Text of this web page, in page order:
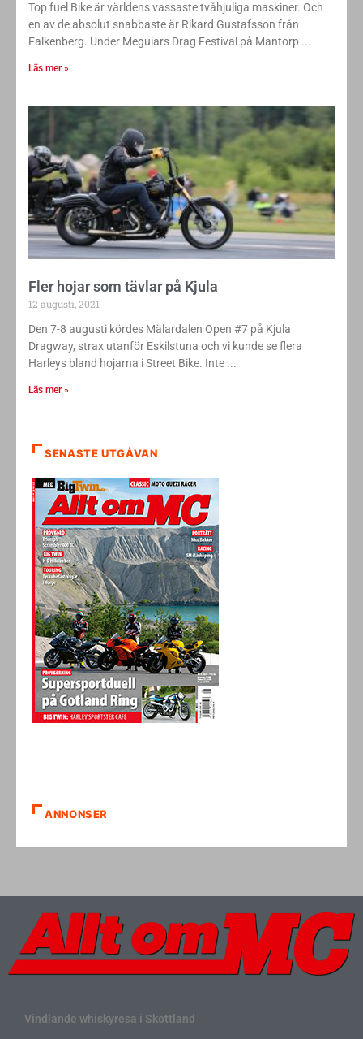
Top fuel Bike är världens vassaste tvåhjuliga maskiner. Och
en av de absolut snabbaste är Rikard Gustafsson från
Falkenberg. Under Meguiars Drag Festival på Mantorp
Läs mer »
Fler hojar som tävlar på Kjula
12 augusti, 2021
Den 7-8 augusti kördes Mälardalen Open #7 på Kjula
Dragway, strax utanför Eskilstuna och vi kunde se flera
Harleys bland hojarna i Street Bike. Inte
Läs mer »
SENASTE UTGÅVAN
ANNONSER
Vindlande whiskyresa i Skottland